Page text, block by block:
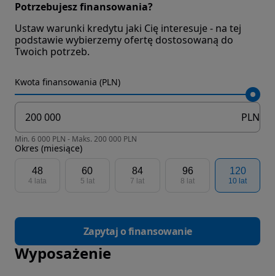
Potrzebujesz finansowania?
Ustaw warunki kredytu jaki Cię interesuje - na tej
podstawie wybierzemy ofertę dostosowaną do
Twoich potrzeb.
Kwota finansowania (PLN)
PLN
Min. 6 000 PLN - Maks. 200 000 PLN
Okres (miesiące)
48
4 lata
60
5 lat
84
7 lat
96
8 lat
120
10 lat
Zapytaj o finansowanie
Wyposażenie